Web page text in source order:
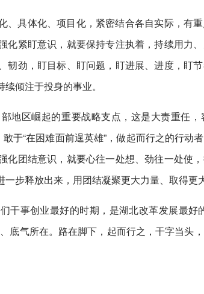
具体化、项目化，紧密结合各自实际，有
化紧盯意识，就要保持专注执着，持续用力
韧劲，盯目标、盯问题，盯进展、进度，盯
倾注于投身的事业。
地区崛起的重要战略支点，这是大责重任
于“在困难面前逞英雄”，做起而行之的行动
化团结意识，就要心往一处想、劲往一处使
步释放出来，用团结凝聚更大力量、取得更
干事创业最好的时期，是湖北改革发展最好
底气所在。路在脚下，起而行之，干字当头